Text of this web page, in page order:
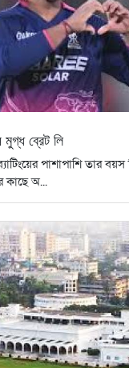
মুগ্ধ ব্রেট লি
পাশাপাশি তার বয়স
কাছে অ...